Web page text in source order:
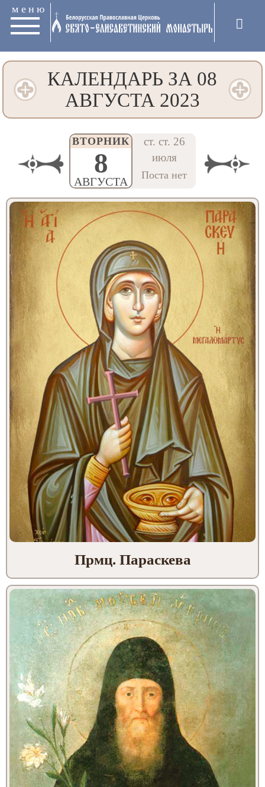
меню
КАЛЕНДАРЬ ЗА 08
АВГУСТА 2023
Прмц. Параскева
ВТОРНИК
8
АВГУСТА
ст. ст. 26
июля
Поста нет